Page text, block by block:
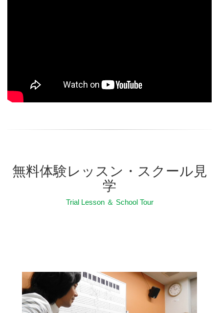
無料体験レッスン・スクール見
学
Trial Lesson ＆ School Tour